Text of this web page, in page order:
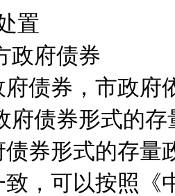
置
府债券
券，市政府
债券形式的存
形式的存量政
，可以按照《